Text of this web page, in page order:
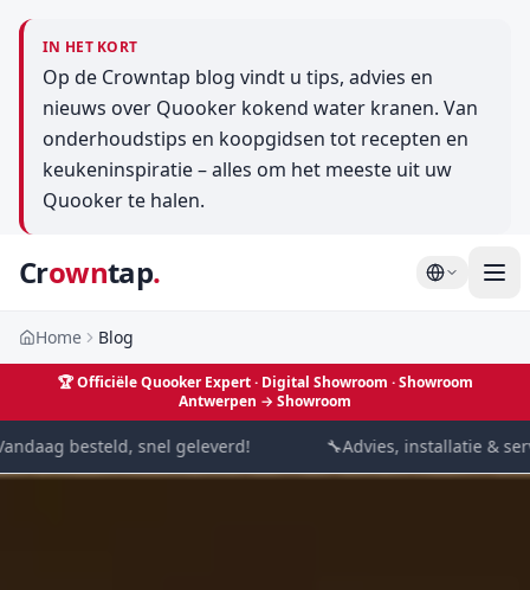
IN HET KORT
Op de Crowntap blog vindt u tips, advies en
nieuws over Quooker kokend water kranen. Van
onderhoudstips en koopgidsen tot recepten en
keukeninspiratie – alles om het meeste uit uw
Quooker te halen.
Crowntap.
Home Blog
🏆Officiële Quooker Expert · Digital Showroom · Showroom
Antwerpen → Showroom
besteld, snel geleverd! 🔧Advies, installatie &